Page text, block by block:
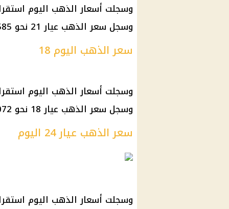
وسجلت أسعار الذهب اليوم
وسجل سعر الذهب عيار 21 نحو 3585 جنيها.
سعر الذهب اليوم 18
وسجلت أسعار الذهب اليوم
وسجل سعر الذهب عيار 18 نحو 3072 جنيها.
سعر الذهب عيار 24 اليوم
وسجلت أسعار الذهب اليوم